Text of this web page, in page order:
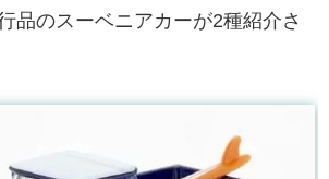
品のスーベニアカーが2種紹介さ